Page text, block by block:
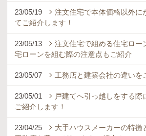
23/05/19
注文住宅で本体価格以外に
てご紹介します！
23/05/13
注文住宅で組める住宅ロー
宅ローンを組む際の注意点もご紹介
23/05/07 工務店と建築会社の違いを
23/05/01
戸建てへ引っ越しをする際
ご紹介します！
23/04/25
大手ハウスメーカーの特徴